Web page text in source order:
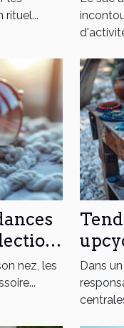
nez, les
Dans